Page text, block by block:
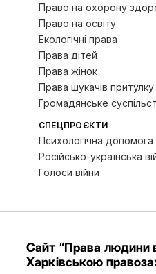
Право на охорону
Право на освіту
Екологічні права
Права дітей
Права жінок
Права шукачів притулку
Громадянське
СПЕЦПРОЄКТИ
Психологічна допомога
Російсько-українська
Голоси війни
Сайт “Права людини
Харківською